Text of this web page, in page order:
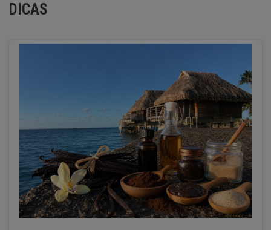
DICAS